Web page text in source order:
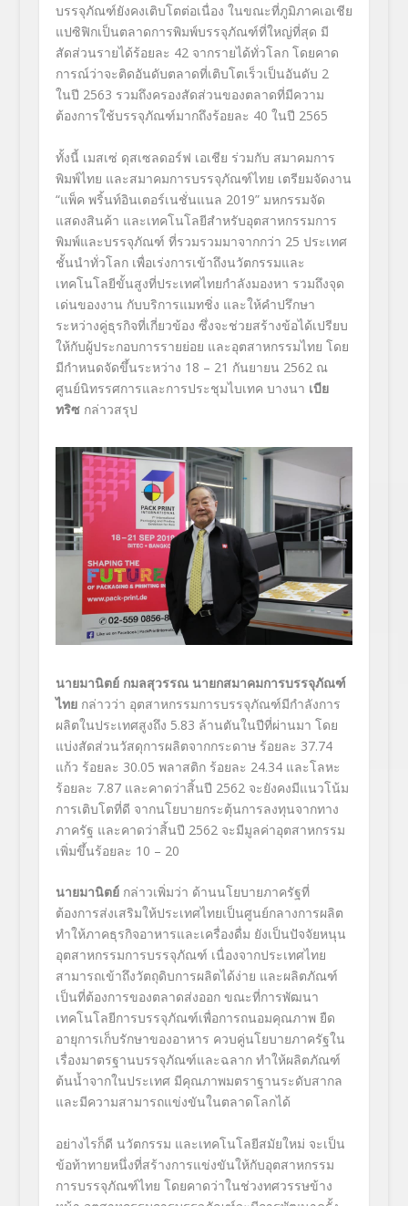
บรรจุภัณฑ์ยังคงเติบโตต่อเนื่อง ในขณะที่ภูมิภาคเอเชีย
แปซิฟิกเป็นตลาดการพิมพ์บรรจุภัณฑ์ที่ใหญ่ที่สุด มี
สัดส่วนรายได้ร้อยละ 42 จากรายได้ทั่วโลก โดยคาด
การณ์ว่าจะติดอันดับตลาดที่เติบโตเร็วเป็นอันดับ 2
ในปี 2563 รวมถึงครองสัดส่วนของตลาดที่มีความ
ต้องการใช้บรรจุภัณฑ์มากถึงร้อยละ 40 ในปี 2565
ทั้งนี้ เมสเซ่ ดุสเซลดอร์ฟ เอเชีย ร่วมกับ สมาคมการ
พิมพ์ไทย และสมาคมการบรรจุภัณฑ์ไทย เตรียมจัดงาน
“แพ็ค พริ้นท์อินเตอร์เนชั่นแนล 2019” มหกรรมจัด
แสดงสินค้า และเทคโนโลยีสำหรับอุตสาหกรรมการ
พิมพ์และบรรจุภัณฑ์ ที่รวมรวมมาจากกว่า 25 ประเทศ
ชั้นนำทั่วโลก เพื่อเร่งการเข้าถึงนวัตกรรมและ
เทคโนโลยีขั้นสูงที่ประเทศไทยกำลังมองหา รวมถึงจุด
เด่นของงาน กับบริการแมทชิ่ง และให้คำปรึกษา
ระหว่างคู่ธุรกิจที่เกี่ยวข้อง ซึ่งจะช่วยสร้างข้อได้เปรียบ
ให้กับผู้ประกอบการรายย่อย และอุตสาหกรรมไทย โดย
มีกำหนดจัดขึ้นระหว่าง 18 – 21 กันยายน 2562 ณ
ศูนย์นิทรรศการและการประชุมไบเทค บางนา เบีย
ทริซ กล่าวสรุป
นายมานิตย์ กมลสุวรรณ นายกสมาคมการบรรจุภัณฑ์
ไทยกล่าวว่า อุตสาหกรรมการบรรจุภัณฑ์มีกำลังการ
ผลิตในประเทศสูงถึง 5.83 ล้านตันในปีที่ผ่านมา โดย
แบ่งสัดส่วนวัสดุการผลิตจากกระดาษ ร้อยละ 37.74
แก้ว ร้อยละ 30.05 พลาสติก ร้อยละ 24.34 และโลหะ
ร้อยละ 7.87 และคาดว่าสิ้นปี 2562 จะยังคงมีแนวโน้ม
การเติบโตที่ดี จากนโยบายกระตุ้นการลงทุนจากทาง
ภาครัฐ และคาดว่าสิ้นปี 2562 จะมีมูลค่าอุตสาหกรรม
เพิ่มขึ้นร้อยละ 10 – 20
นายมานิตย์ กล่าวเพิ่มว่า ด้านนโยบายภาครัฐที่
ต้องการส่งเสริมให้ประเทศไทยเป็นศูนย์กลางการผลิต
ทำให้ภาคธุรกิจอาหารและเครื่องดื่ม ยังเป็นปัจจัยหนุน
อุตสาหกรรมการบรรจุภัณฑ์ เนื่องจากประเทศไทย
สามารถเข้าถึงวัตถุดิบการผลิตได้ง่าย และผลิตภัณฑ์
เป็นที่ต้องการของตลาดส่งออก ขณะที่การพัฒนา
เทคโนโลยีการบรรจุภัณฑ์เพื่อการถนอมคุณภาพ ยืด
อายุการเก็บรักษาของอาหาร ควบคู่นโยบายภาครัฐใน
เรื่องมาตรฐานบรรจุภัณฑ์และฉลาก ทำให้ผลิตภัณฑ์
ต้นน้ำจากในประเทศ มีคุณภาพมตราฐานระดับสากล
และมีความสามารถแข่งขันในตลาดโลกได้
อย่างไรก็ดี นวัตกรรม และเทคโนโลยีสมัยใหม่ จะเป็น
ข้อท้าทายหนึ่งที่สร้างการแข่งขันให้กับอุตสาหกรรม
การบรรจุภัณฑ์ไทย โดยคาดว่าในช่วงทศวรรษข้าง